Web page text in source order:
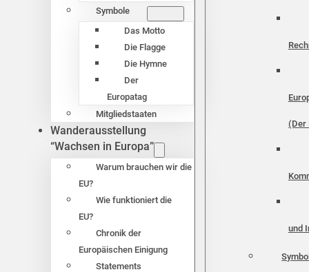
Symbole
Das Motto
Die Flagge
Die Hymne
Der
Europatag
Mitgliedstaaten
Wanderausstellung
“Wachsen in Europa”
Warum brauchen wir die
EU?
Wie funktioniert die
EU?
Chronik der
Europäischen Einigung
Statements
(Der
und